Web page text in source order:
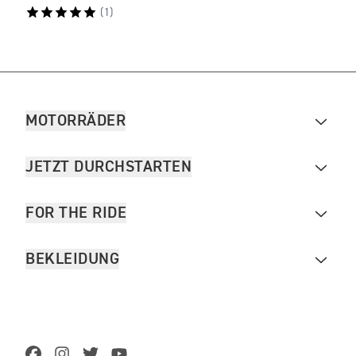
( 1 )
MOTORRÄDER
JETZT DURCHSTARTEN
FOR THE RIDE
BEKLEIDUNG